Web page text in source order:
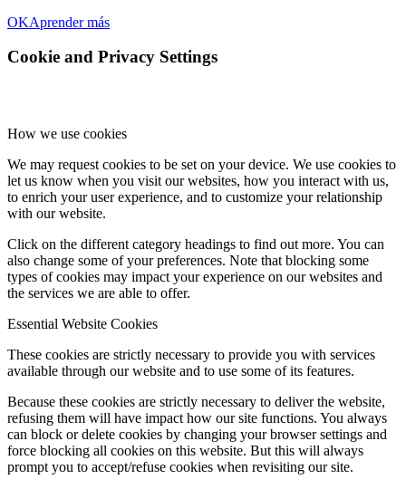
OKAprender más
Cookie and Privacy Settings
How we use cookies
We may request cookies to be set on your device. We use cookies to
let us know when you visit our websites, how you interact with us,
to enrich your user experience, and to customize your relationship
with our website.
Click on the different category headings to find out more. You can
also change some of your preferences. Note that blocking some
types of cookies may impact your experience on our websites and
the services we are able to offer.
Essential Website Cookies
These cookies are strictly necessary to provide you with services
available through our website and to use some of its features.
Because these cookies are strictly necessary to deliver the website,
refusing them will have impact how our site functions. You always
can block or delete cookies by changing your browser settings and
force blocking all cookies on this website. But this will always
prompt you to accept/refuse cookies when revisiting our site.